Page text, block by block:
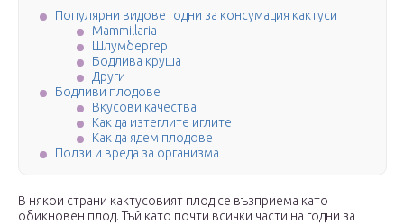
Популярни видове годни за консумация кактуси
Mammillaria
Шлумбергер
Бодлива круша
Други
Бодливи плодове
Вкусови качества
Как да изтеглите иглите
Как да ядем плодове
Ползи и вреда за организма
В някои страни кактусовият плод се възприема като
обикновен плод. Тъй като почти всички части на годни за